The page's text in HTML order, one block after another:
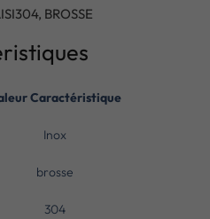
BROSSE
Caractéristique
Inox
brosse
304